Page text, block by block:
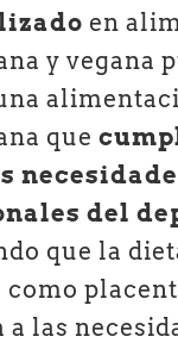
en
y vegana
que
del
que la
a las